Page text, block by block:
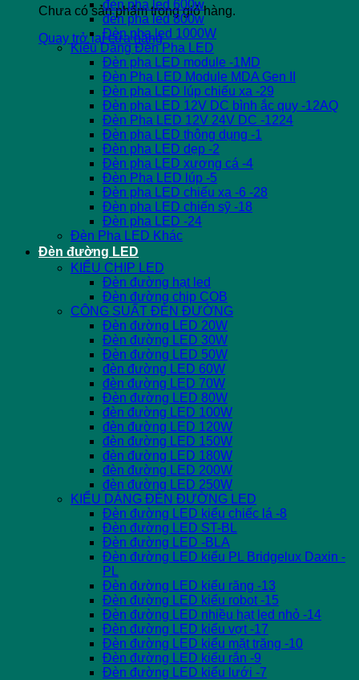
Chưa có sản phẩm trong giỏ hàng.
Quay trở lại cửa hàng
đèn pha led 600w
đèn pha led 800w
Đèn pha led 1000W
Kiểu Dáng Đèn Pha LED
Đèn pha LED module -1MD
Đèn Pha LED Module MDA Gen II
Đèn pha LED lúp chiếu xa -29
Đèn pha LED 12V DC bình ắc quy -12AQ
Đèn Pha LED 12V 24V DC -1224
Đèn pha LED thông dụng -1
Đèn pha LED dẹp -2
Đèn pha LED xương cá -4
Đèn Pha LED lúp -5
Đèn pha LED chiếu xa -6 -28
Đèn pha LED chiến sỹ -18
Đèn pha LED -24
Đèn Pha LED Khác
Đèn đường LED
KIỂU CHIP LED
Đèn đường hạt led
Đèn đường chip COB
CÔNG SUẤT ĐÈN ĐƯỜNG
Đèn đường LED 20W
Đèn đường LED 30W
Đèn đường LED 50W
đèn đường LED 60W
đèn đường LED 70W
Đèn đường LED 80W
đèn đường LED 100W
đèn đường LED 120W
đèn đường LED 150W
đèn đường LED 180W
đèn đường LED 200W
đèn đường LED 250W
KIỂU DÁNG ĐÈN ĐƯỜNG LED
Đèn đường LED kiểu chiếc lá -8
Đèn đường LED ST-BL
Đèn đường LED -BLA
Đèn đường LED kiểu PL Bridgelux Daxin -
PL
Đèn đường LED kiểu răng -13
Đèn đường LED kiểu robot -15
Đèn đường LED nhiều hạt led nhỏ -14
Đèn đường LED kiểu vợt -17
Đèn đường LED kiểu mặt trăng -10
Đèn đường LED kiểu rắn -9
Đèn đường LED kiểu lưới -7